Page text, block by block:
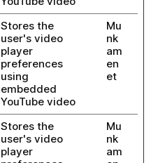
Stores the
user's video
player
preferences
using
embedded
YouTube video
Mu
nk
am
en
et
Stores the
user's video
player
Mu
nk
am